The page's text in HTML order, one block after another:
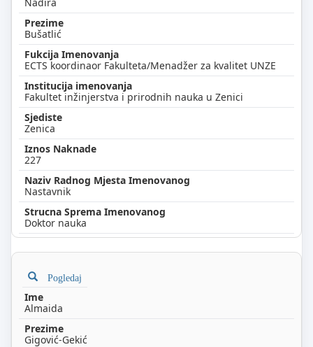
Bušatlić
ECTS koordinaor Fakulteta/Menadžer za kvalitet UNZE
Fakultet inžinjerstva i prirodnih nauka u Zenici
Zenica
227
Nastavnik
Doktor nauka
Pogledaj
Almaida
Gigović-Gekić